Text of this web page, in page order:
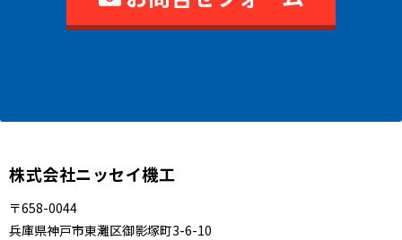
株式会社ニッセイ機工
〒658-0044
兵庫県神戸市東灘区御影塚町3-6-10